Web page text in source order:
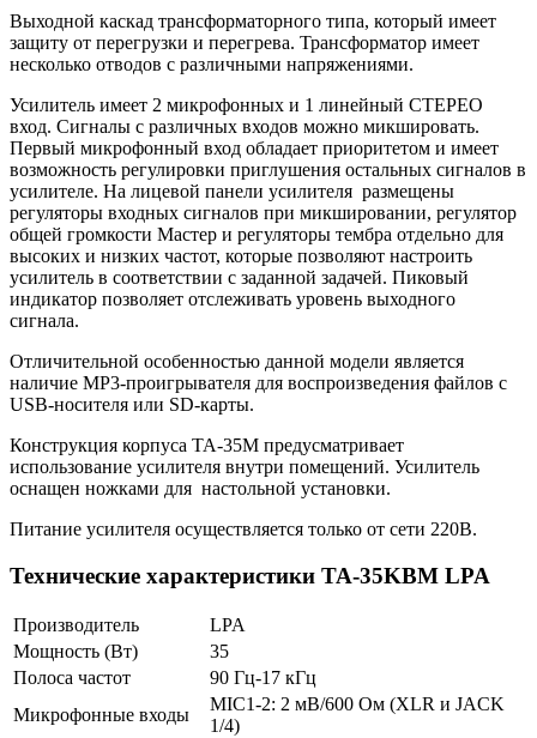
Выходной каскад трансформаторного типа, который имеет
защиту от перегрузки и перегрева. Трансформатор имеет
несколько отводов с различными напряжениями.
Усилитель имеет 2 микрофонных и 1 линейный СТЕРЕО
вход. Сигналы с различных входов можно микшировать.
Первый микрофонный вход обладает приоритетом и имеет
возможность регулировки приглушения остальных сигналов в
усилителе. На лицевой панели усилителя размещены
регуляторы входных сигналов при микшировании, регулятор
общей громкости Мастер и регуляторы тембра отдельно для
высоких и низких частот, которые позволяют настроить
усилитель в соответствии с заданной задачей. Пиковый
индикатор позволяет отслеживать уровень выходного
сигнала.
Отличительной особенностью данной модели является
наличие MP3-проигрывателя для воспроизведения файлов с
USB-носителя или SD-карты.
Конструкция корпуса TA-35M предусматривает
использование усилителя внутри помещений. Усилитель
оснащен ножками для настольной установки.
Питание усилителя осуществляется только от сети 220В.
Технические характеристики TA-35KBM LPA
Производитель
LPA
Мощность (Вт)
35
Полоса частот
90 Гц-17 кГц
Микрофонные входы
MIC1-2: 2 мВ/600 Ом (XLR и JACK
1/4)